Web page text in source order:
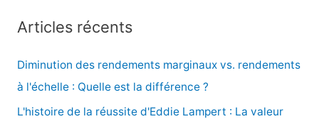
e
r
Articles récents
Diminution des rendements marginaux vs. rendements
à l'échelle : Quelle est la différence ?
L'histoire de la réussite d'Eddie Lampert : La valeur